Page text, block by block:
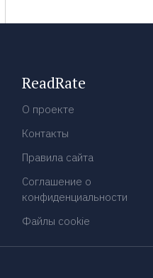
ReadRate
О проекте
Контакты
Правила сайта
Соглашение о
конфиденциальности
Файлы cookie